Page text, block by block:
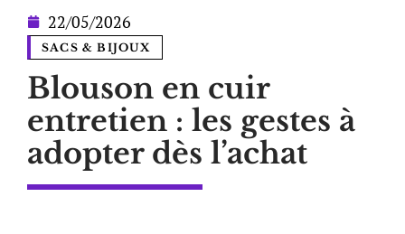
22/05/2026
SACS & BIJOUX
Blouson en cuir
entretien : les gestes à
adopter dès l’achat